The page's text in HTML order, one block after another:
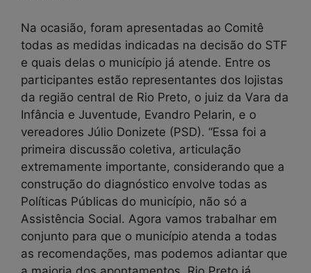
Na ocasião, foram apresentadas ao Comitê
todas as medidas indicadas na decisão do STF
e quais delas o município já atende. Entre os
participantes estão representantes dos lojistas
da região central de Rio Preto, o juiz da Vara da
Infância e Juventude, Evandro Pelarin, e o
vereadores Júlio Donizete (PSD). “Essa foi a
primeira discussão coletiva, articulação
extremamente importante, considerando que a
construção do diagnóstico envolve todas as
Políticas Públicas do município, não só a
Assistência Social. Agora vamos trabalhar em
conjunto para que o município atenda a todas
as recomendações, mas podemos adiantar que